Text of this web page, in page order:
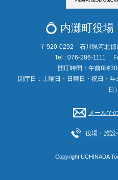
内灘町役場
〒920-0292 石川県河北郡
Tel : 076-286-1111
開庁時間：午前8時
閉庁日：土曜日・日曜日・祝日・
日）
メールで
役場・施設
Copyright UCHINADA